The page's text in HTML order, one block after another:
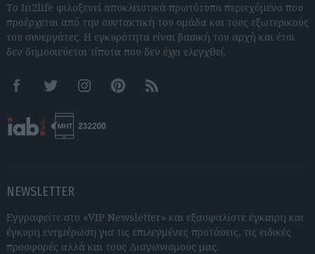
Το In2life φιλοξενεί αποκλειστικά πρωτότυπο περιεχόμενο που
προέρχεται από την συντακτική του ομάδα και τους εξωτερικούς
του συνεργάτες. Η εγκυρότητα είναι βασική του αρχή και έτσι
δεν δημοσιεύεται τίποτα που δεν έχει ελεγχθεί.
FacebookTwitter InstagramPinterestRSS feeds
NEWSLETTER
Εγγραφείτε στο «VIP Newsletter» και εξασφαλίστε έγκαιρη και
έγκυρη ενημέρωση για τις επιλεγμένες προτάσεις, τις ειδικές
προσφορές αλλά και τους Διαγωνισμούς μας.